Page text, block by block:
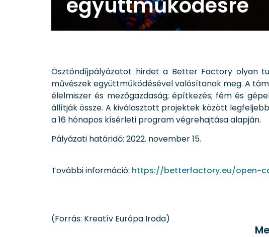
Ösztöndíjpályázatot hirdet a Better Factory olyan
művészek együttműködésével valósítanak meg. A
élelmiszer és mezőgazdaság; építkezés; fém és
állítják össze. A kiválasztott projektek között
a 16 hónapos kísérleti program végrehajtása alapján.
Pályázati határidő: 2022. november 15.
További információ: https://betterfactory.eu/open-
(Forrás: Kreatív Európa Iroda)